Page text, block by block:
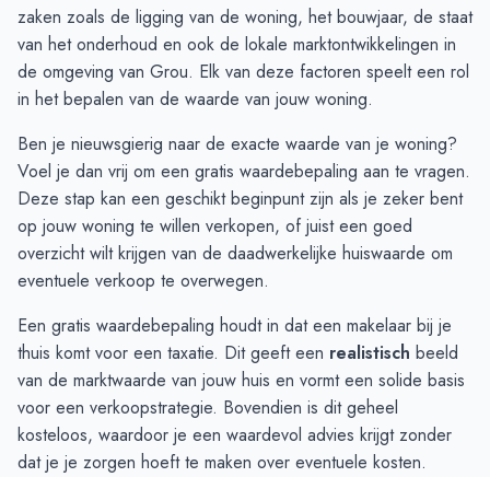
September€ 386.050 € 307.148
Oktober
€ 376.496 € 351.467
November€ 385.317 € 350.706
December € 378.115 € 398.186
Februari
€ 376.941 € 336.573
Maart
€ 418.150 € 364.010
April
€ 498.450€ 387.894
Mei
€ 440.291 € 397.212
Juni
€ 399.660 € 359.070
zaken zoals de ligging van de woning, het bouwjaar, de staat
van het onderhoud en ook de lokale marktontwikkelingen in
de omgeving van Grou. Elk van deze factoren speelt een rol
in het bepalen van de waarde van jouw woning.
Ben je nieuwsgierig naar de exacte waarde van je woning?
Voel je dan vrij om een gratis waardebepaling aan te vragen.
Deze stap kan een geschikt beginpunt zijn als je zeker bent
op jouw woning te willen verkopen, of juist een goed
overzicht wilt krijgen van de daadwerkelijke huiswaarde om
eventuele verkoop te overwegen.
Een gratis waardebepaling houdt in dat een makelaar bij je
thuis komt voor een taxatie. Dit geeft een realistisch beeld
van de marktwaarde van jouw huis en vormt een solide basis
voor een verkoopstrategie. Bovendien is dit geheel
kosteloos, waardoor je een waardevol advies krijgt zonder
dat je je zorgen hoeft te maken over eventuele kosten.